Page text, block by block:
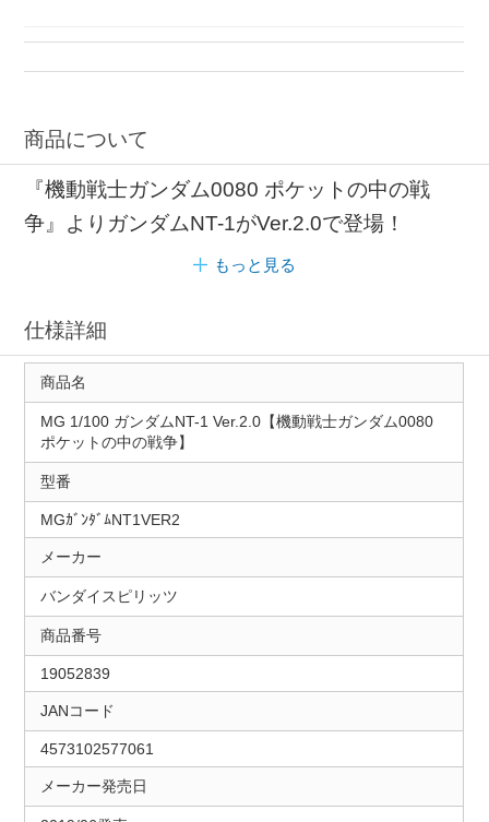
プラモデル ビーム
商品について
『機動戦士ガンダム0080 ポケットの中の戦
争』よりガンダムNT-1がVer.2.0で登場！
もっと見る
仕様詳細
商品名
MG 1/100 ガンダムNT-1 Ver.2.0【機動戦士ガンダム0080
ポケットの中の戦争】
型番
MGｶﾞﾝﾀﾞﾑNT1VER2
メーカー
バンダイスピリッツ
商品番号
19052839
JANコード
4573102577061
メーカー発売日